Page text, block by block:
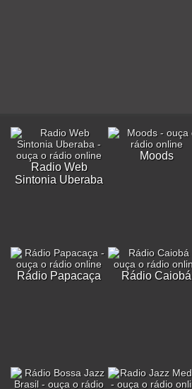
Radio Web
Sintonia Uberaba
Moods
Rádio Papacaça
Rádio Caiobá